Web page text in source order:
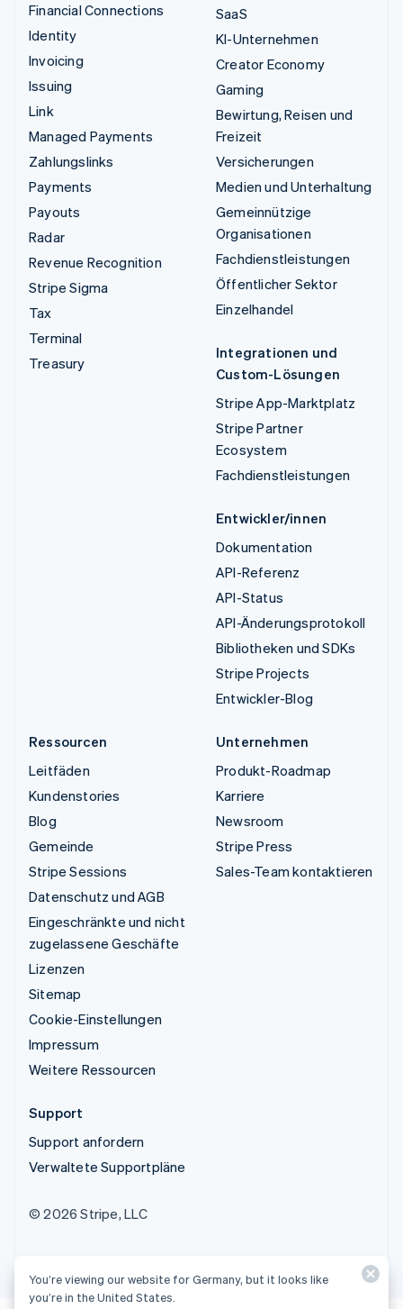
Financial Connections
Identity
Invoicing
Issuing
Link
Managed Payments
Zahlungslinks
Payments
Payouts
Radar
Revenue Recognition
Stripe Sigma
Tax
Terminal
Treasury
SaaS
KI-Unternehmen
Creator Economy
Gaming
Bewirtung, Reisen und
Freizeit
Versicherungen
Medien und Unterhaltung
Gemeinnützige
Organisationen
Fachdienstleistungen
Öffentlicher Sektor
Einzelhandel
Integrationen und
Custom-Lösungen
Stripe App-Marktplatz
Stripe Partner
Ecosystem
Fachdienstleistungen
Entwickler/innen
Dokumentation
API-Referenz
API-Status
API-Änderungsprotokoll
Bibliotheken und SDKs
Stripe Projects
Entwickler-Blog
Ressourcen
Leitfäden
Kundenstories
Blog
Gemeinde
Stripe Sessions
Datenschutz und AGB
Eingeschränkte und nicht
zugelassene Geschäfte
Lizenzen
Sitemap
Cookie-Einstellungen
Impressum
Weitere Ressourcen
Unternehmen
Produkt-Roadmap
Karriere
Newsroom
Stripe Press
Sales-Team kontaktieren
Support
Support anfordern
Verwaltete Supportpläne
© 2026 Stripe, LLC
You’re viewing our website for Germany, but it looks like
you’re in the United States.